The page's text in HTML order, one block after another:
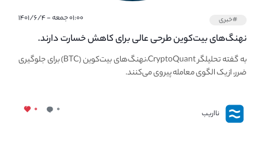
#خبری ۰۱:۰۰ جمعه - ۱۴۰۱/۶/۴
نهنگ‌های بیت‌کوین طرحی عالی برای کاهش خسارت دارند.
به گفته تحلیلگر CryptoQuant،نهنگ‌های بیت‌کوین (BTC) برای جلوگیری
ضرر، از یک الگوی معامله پیروی می‌کنند.
نااریب ۰ ۰